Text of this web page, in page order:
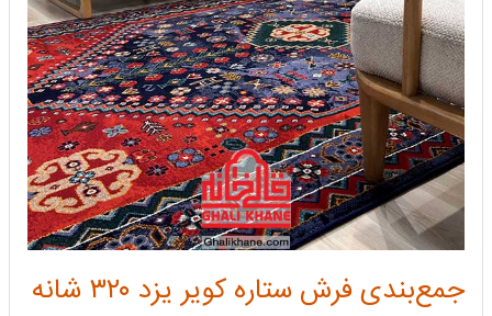
جمع‌بندی فرش ستاره کویر یزد ۳۲۰ شانه